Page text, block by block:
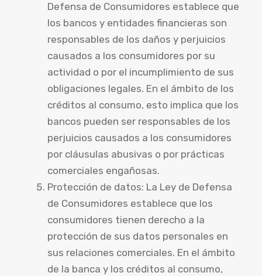
Defensa de Consumidores establece que
los bancos y entidades financieras son
responsables de los daños y perjuicios
causados a los consumidores por su
actividad o por el incumplimiento de sus
obligaciones legales. En el ámbito de los
créditos al consumo, esto implica que los
bancos pueden ser responsables de los
perjuicios causados a los consumidores
por cláusulas abusivas o por prácticas
comerciales engañosas.
Protección de datos: La Ley de Defensa
de Consumidores establece que los
consumidores tienen derecho a la
protección de sus datos personales en
sus relaciones comerciales. En el ámbito
de la banca y los créditos al consumo,